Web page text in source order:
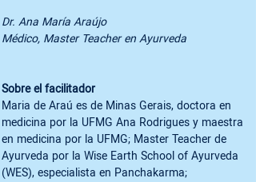
Dr. Ana María Araújo
Médico, Master Teacher en Ayurveda
Sobre el facilitador
Maria de Araú es de Minas Gerais, doctora en
medicina por la UFMG Ana Rodrigues y maestra
en medicina por la UFMG; Master Teacher de
Ayurveda por la Wise Earth School of Ayurveda
(WES), especialista en Panchakarma;